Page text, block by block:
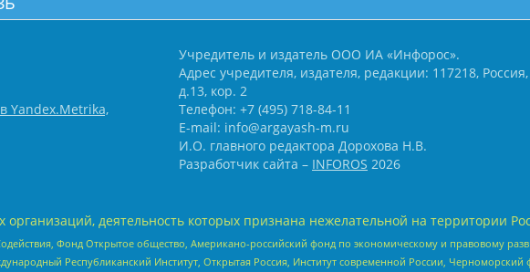
Yandex.Metrika,
Учредитель и издатель ООО ИА «Инфорос».
Адрес учредителя, издателя, редакции: 117218,
д.13, кор. 2
Телефон: +7 (495) 718-84-11
E-mail: info@argayash-m.ru
И.О. главного редактора Дорохова Н.В.
Разработчик сайта – INFOROS 2026
деятельность которых признана нежелательной на территории
Фонд Открытое общество, Американо-российский фонд по экономическому и правовому
Республиканский Институт, Открытая Россия, Институт современной России, Черноморский